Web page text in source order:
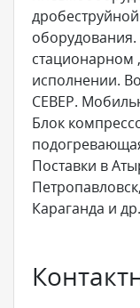
оборудования.
стационарном
исполнении.
СЕВЕР.
Блок
Поставки в
Караганда и др.